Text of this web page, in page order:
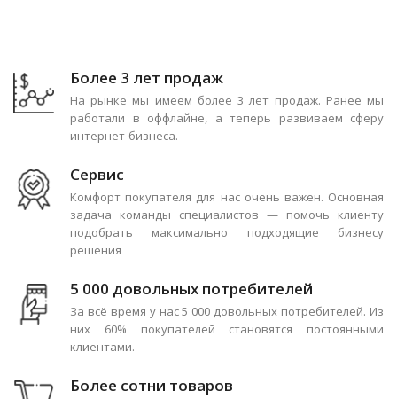
Более 3 лет продаж
На рынке мы имеем более 3 лет продаж. Ранее мы
работали в оффлайне, а теперь развиваем сферу
интернет-бизнеса.
Сервис
Комфорт покупателя для нас очень важен. Основная
задача команды специалистов — помочь клиенту
подобрать максимально подходящие бизнесу
решения
5 000 довольных потребителей
За всё время у нас 5 000 довольных потребителей. Из
них 60% покупателей становятся постоянными
клиентами.
Более сотни товаров